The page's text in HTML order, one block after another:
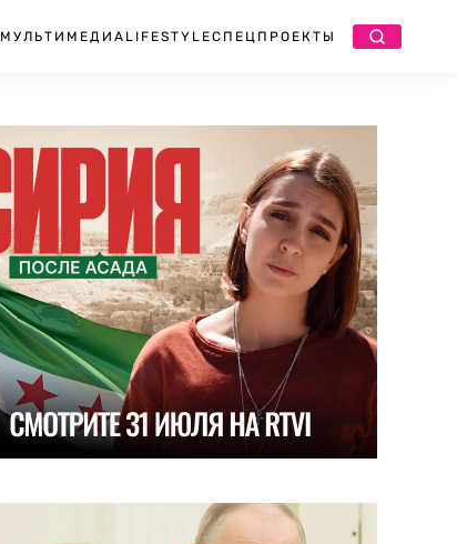
МУЛЬТИМЕДИА LIFESTYLEСПЕЦПРОЕКТЫ